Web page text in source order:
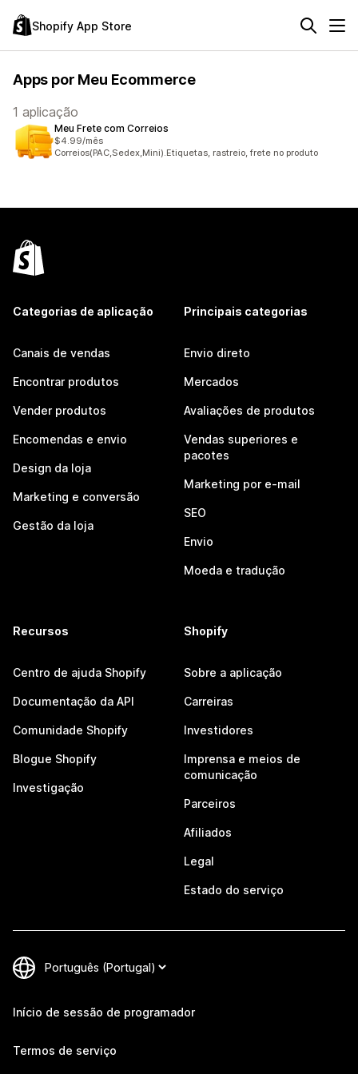
Shopify App Store
Apps por Meu Ecommerce
1 aplicação
Meu Frete com Correios
$4.99/mês
Correios(PAC,Sedex,Mini).Etiquetas, rastreio, frete no produto
Categorias de aplicação
Canais de vendas
Encontrar produtos
Vender produtos
Encomendas e envio
Design da loja
Marketing e conversão
Gestão da loja
Principais categorias
Envio direto
Mercados
Avaliações de produtos
Vendas superiores e
pacotes
Marketing por e-mail
SEO
Envio
Moeda e tradução
Recursos
Centro de ajuda Shopify
Documentação da API
Comunidade Shopify
Blogue Shopify
Investigação
Shopify
Sobre a aplicação
Carreiras
Investidores
Imprensa e meios de
comunicação
Parceiros
Afiliados
Legal
Estado do serviço
Início de sessão de programador
Termos de serviço